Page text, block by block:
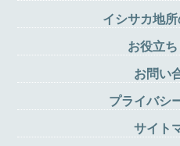
イシサカ地
お役立
お問い
プライバシ
サイト